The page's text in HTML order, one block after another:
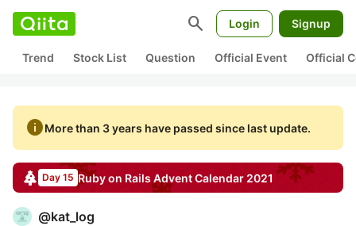
search Login Signup
Trend Stock List Question Official Event Official
infoMore than 3 years have passed since last update.
Day 15 Ruby on Rails Advent Calendar 2021
@kat_log